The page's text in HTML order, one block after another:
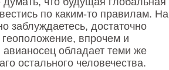
по каким-то правилам. На
заблуждаетесь, достаточно
геоположение, впрочем и
обладает теми же
остального человечества.